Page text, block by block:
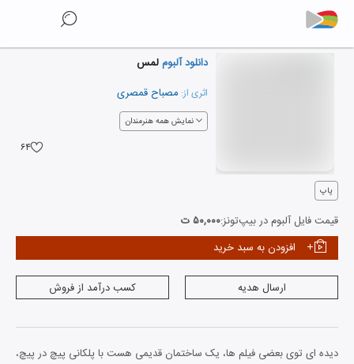
دانلود آلبوملمس
اثری از: مصباح قمصری
نمایش همه هنرمندان
۶۴
پاپ
قیمت فایل آلبوم در بیپ‌تونز:۵۰,۰۰۰ ت
افزودن به سبد خرید
ارسال هدیه کسب درآمد از فروش
دیده ای توی بعضی فیلم ها، یک ساختمان قدیمی هست با پلکانی پیچ در پیچ،